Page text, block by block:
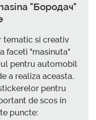
"Бородач"
tematic si creativ
faceti "masinuta"
pentru automobil
a realiza aceasta.
pentru
de scos in
puncte: